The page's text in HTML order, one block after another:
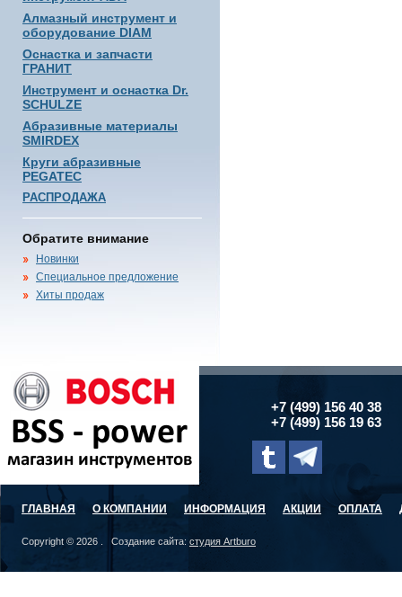
Алмазный инструмент и
оборудование DIAM
Оснастка и запчасти
ГРАНИТ
Инструмент и оснастка Dr.
SCHULZE
Абразивные материалы
SMIRDEX
Круги абразивные
PEGATEC
РАСПРОДАЖА
Обратите внимание
Новинки
Специальное предложение
Хиты продаж
+7 (499) 156 40 38
+7 (499) 156 19 63
ГЛАВНАЯ О КОМПАНИИ ИНФОРМАЦИЯ АКЦИИ ОПЛАТА
Copyright © 2026 . Создание сайта: студия Artburo